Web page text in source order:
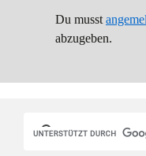
Du musst
abzugeben.